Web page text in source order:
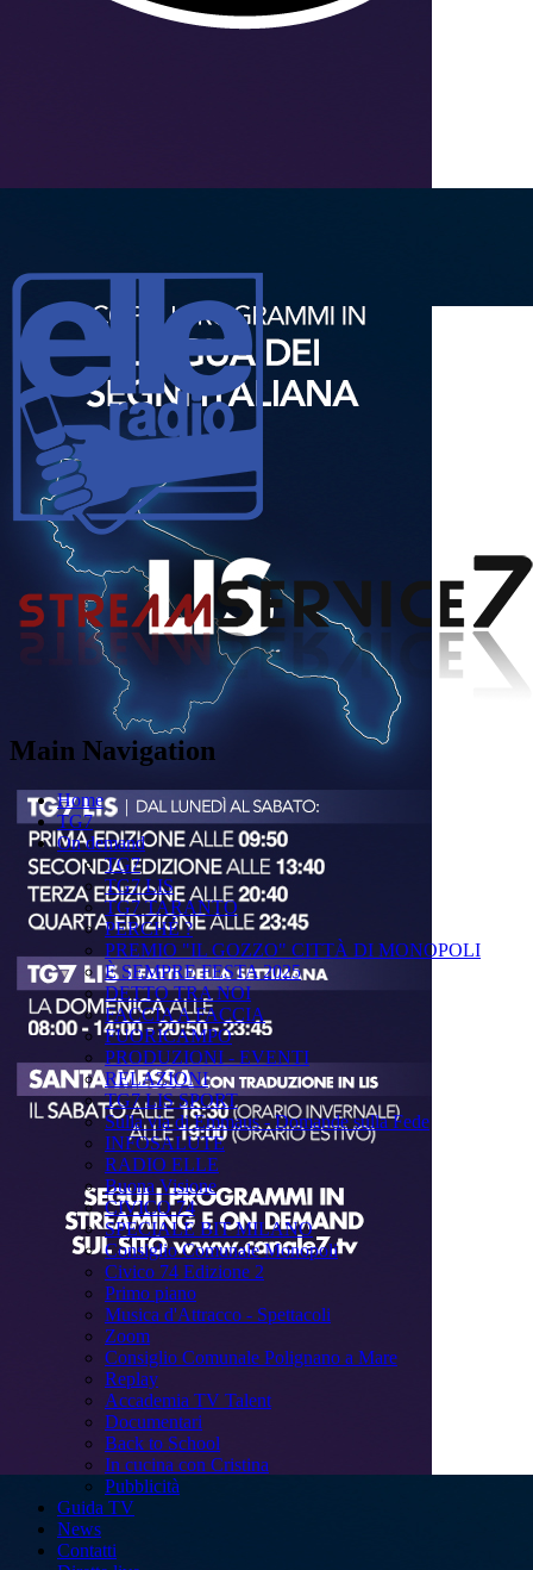
Main Navigation
Home
TG7
On demand
TG7
TG7 LIS
TG7 TARANTO
PERCHÉ ?
PREMIO "IL GOZZO" CITTÀ DI MONOPOLI
È SEMPRE FESTA 2025
DETTO TRA NOI
FACCIA A FACCIA
FUORICAMPO
PRODUZIONI - EVENTI
RELAZIONI
TG7 LIS SPORT
Sulla via di Emmaus - Domande sulla Fede
INFOSALUTE
RADIO ELLE
Buona Visione
CIVICO 74
SPECIALE BIT MILANO
Consiglio Comunale Monopoli
Civico 74 Edizione 2
Primo piano
Musica d'Attracco - Spettacoli
Zoom
Consiglio Comunale Polignano a Mare
Replay
Accademia TV Talent
Documentari
Back to School
In cucina con Cristina
Pubblicità
Guida TV
News
Contatti